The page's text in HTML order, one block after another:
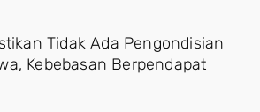
Tidak Ada Pengondisian
Kebebasan Berpendapat